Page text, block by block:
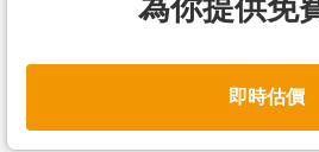
為你提供免
即時估價